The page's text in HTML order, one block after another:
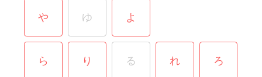
や ゆ よ
ら り る れ ろ